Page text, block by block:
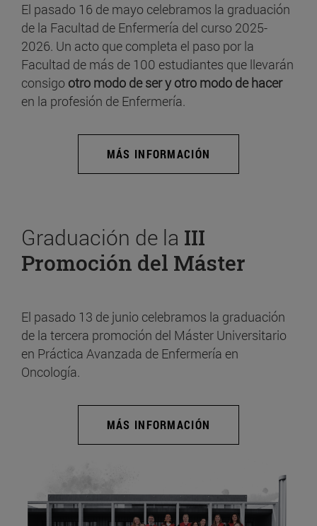
El pasado 16 de mayo celebramos la graduación
de la Facultad de Enfermería del curso 2025-
2026. Un acto que completa el paso por la
Facultad de más de 100 estudiantes que llevarán
consigo otro modo de ser y otro modo de hacer
en la profesión de Enfermería.
MÁS INFORMACIÓN
Graduación de la III
Promoción del Máster
El pasado 13 de junio celebramos la graduación
de la tercera promoción del Máster Universitario
en Práctica Avanzada de Enfermería en
Oncología.
MÁS INFORMACIÓN